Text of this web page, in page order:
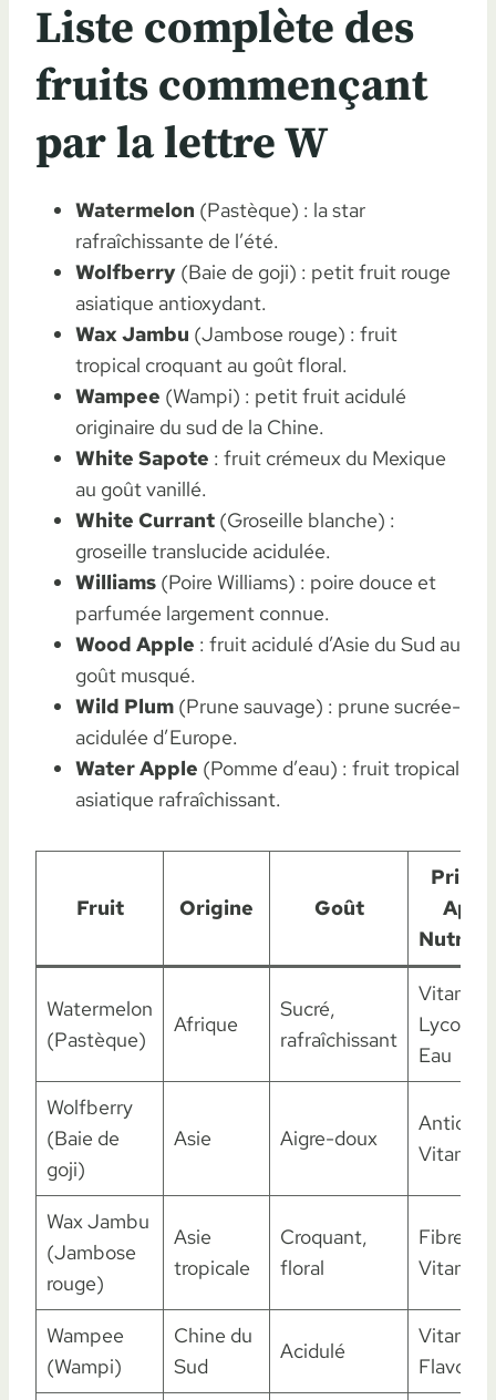
Liste complète des
fruits commençant
par la lettre W
Watermelon (Pastèque) : la star
rafraîchissante de l’été.
Wolfberry (Baie de goji) : petit fruit rouge
asiatique antioxydant.
Wax Jambu (Jambose rouge) : fruit
tropical croquant au goût floral.
Wampee (Wampi) : petit fruit acidulé
originaire du sud de la Chine.
White Sapote : fruit crémeux du Mexique
au goût vanillé.
White Currant (Groseille blanche) :
groseille translucide acidulée.
Williams (Poire Williams) : poire douce et
parfumée largement connue.
Wood Apple : fruit acidulé d’Asie du Sud au
goût musqué.
Wild Plum (Prune sauvage) : prune sucrée-
acidulée d’Europe.
Water Apple (Pomme d’eau) : fruit tropical
asiatique rafraîchissant.
Fruit Origine Goût
Watermelon
(Pastèque)
Afrique
Sucré,
rafraîchissant
Eau
Wolfberry
(Baie de
goji)
Asie Aigre-doux
Wax Jambu
(Jambose
rouge)
Asie
tropicale
Croquant,
floral
Fibres,
Wampee
(Wampi)
Chine du
Sud
Acidulé